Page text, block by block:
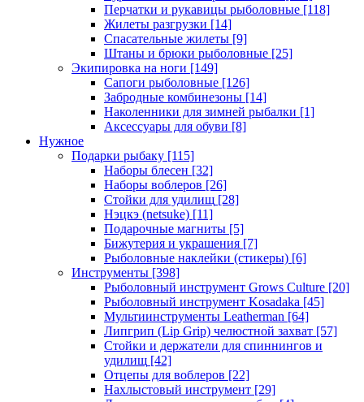
Перчатки и рукавицы рыболовные [118]
Жилеты разгрузки [14]
Спасательные жилеты [9]
Штаны и брюки рыболовные [25]
Экипировка на ноги [149]
Сапоги рыболовные [126]
Забродные комбинезоны [14]
Наколенники для зимней рыбалки [1]
Аксессуары для обуви [8]
Нужное
Подарки рыбаку [115]
Наборы блесен [32]
Наборы воблеров [26]
Стойки для удилищ [28]
Нэцкэ (netsuke) [11]
Подарочные магниты [5]
Бижутерия и украшения [7]
Рыболовные наклейки (стикеры) [6]
Инструменты [398]
Рыболовный инструмент Grows Culture [20]
Рыболовный инструмент Kosadaka [45]
Мультиинструменты Leatherman [64]
Липгрип (Lip Grip) челюстной захват [57]
Стойки и держатели для спиннингов и
удилищ [42]
Отцепы для воблеров [22]
Нахлыстовый инструмент [29]